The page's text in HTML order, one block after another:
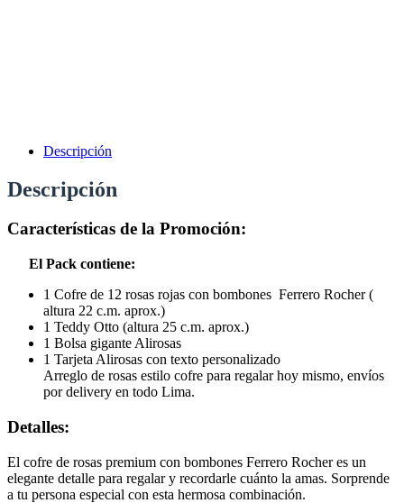
Descripción
Descripción
Características de la Promoción:
El Pack contiene:
1 Cofre de 12 rosas rojas con bombones Ferrero Rocher (
altura 22 c.m. aprox.)
1 Teddy Otto (altura 25 c.m. aprox.)
1 Bolsa gigante Alirosas
1 Tarjeta Alirosas con texto personalizado
Arreglo de rosas estilo cofre para regalar hoy mismo, envíos
por delivery en todo Lima.
Detalles:
El cofre de rosas premium con bombones Ferrero Rocher es un
elegante detalle para regalar y recordarle cuánto la amas. Sorprende
a tu persona especial con esta hermosa combinación.